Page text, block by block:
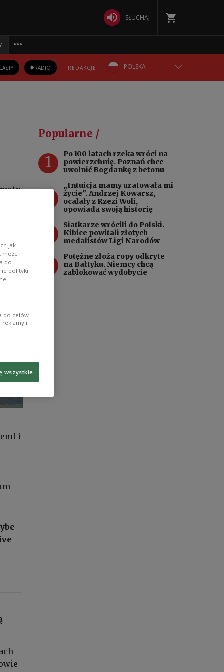
SŁUCHAJ
RADIO REDAKCJE: POLSKA
РУССКИЙ
УКРАЇНСЬКА
i
Popularne /
1
Po 100 latach rzeka wróci na
powierzchnię. Poznań chce
uwolnić Bogdankę z betonu
„Intuicja mamy uratowała mi
życie”. Andrzej Kowarsz,
ocalały z Rzezi Woli,
opowiada swoją historię
Siatkarze wrócili do Polski.
Kibice powitali złotych
medalistów Ligi Narodów
Potężne złoża ropy odkryte
na Bałtyku. Niemcy chcą
zablokować wydobycie
jak
może
do
polityki
do celów
reklamy i
wszystkie